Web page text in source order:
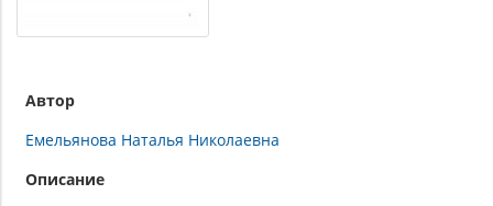
Автор
Емельянова Наталья Николаевна
Описание